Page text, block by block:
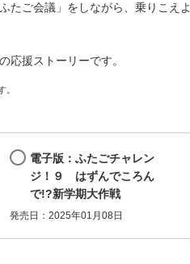
たご会議」をしながら、乗りこえよ
応援ストーリーです。
。
電子版：ふたごチャレン
ジ！９ はずんでころん
で!?新学期大作戦
発売日：2025年01月08日